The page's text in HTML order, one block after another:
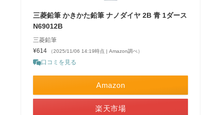
三菱鉛筆 かきかた鉛筆 ナノダイヤ 2B 青 1ダース
N69012B
三菱鉛筆
¥614
（2025/11/06 14:19時点 | Amazon調べ）
口コミを見る
Amazon
楽天市場